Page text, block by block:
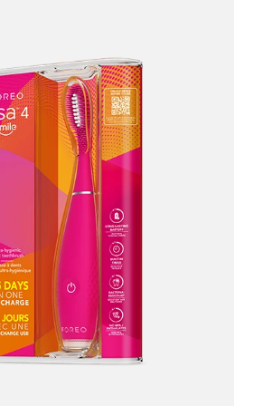
Erwartete Lieferung
Erwartete Lieferung
Erwartete Lieferung
Erwartete Lieferung
Erwartete Lieferung
Erwartete Lieferung
Erwartete Lieferung